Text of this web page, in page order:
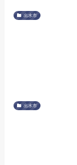
出水市
出水市